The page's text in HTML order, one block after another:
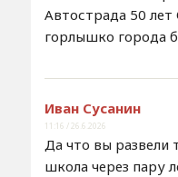
Автострада 50
горлышко города
Иван Сусанин
11:16 / 26.6.2026
Да что вы развели
школа через пару